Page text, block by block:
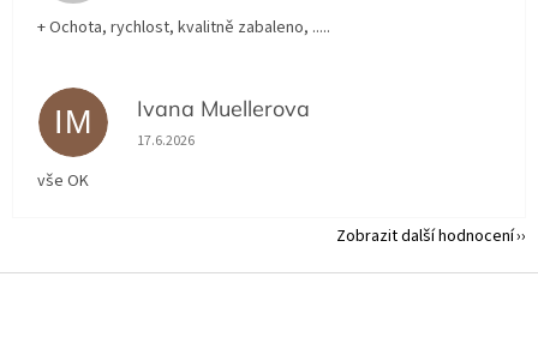
+ Ochota, rychlost, kvalitně zabaleno, .....
IM Ivana Muellerova
Hodnocení obchodu je 5 z 5 hvězdiček.
17.6.2026
vše OK
Zobrazit další hodnocení